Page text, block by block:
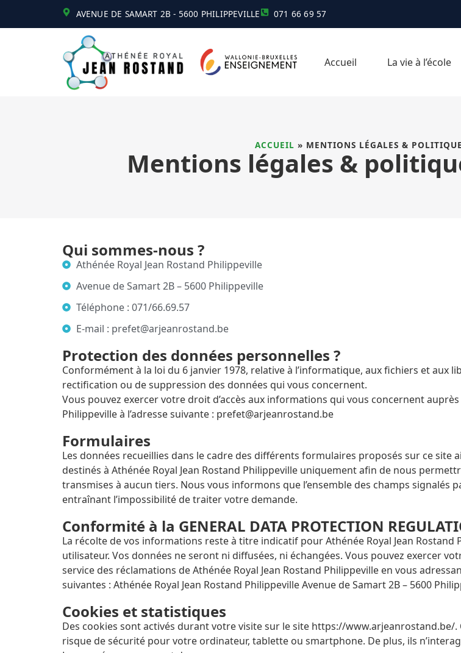
AVENUE DE SAMART 2B - 5600 PHILIPPEVILLE 071 66 69 57
Accueil La vie à l’école
ACCUEIL » MENTIONS LÉGALES &
Mentions légales &
Qui sommes-nous ?
Athénée Royal Jean Rostand Philippeville
Avenue de Samart 2B – 5600 Philippeville
Téléphone : 071/66.69.57
E-mail : prefet@arjeanrostand.be
Protection des données personnelles ?
Conformément à la loi du 6 janvier 1978, relative à l’informatique, aux fichiers et aux
rectification ou de suppression des données qui vous concernent.
Vous pouvez exercer votre droit d’accès aux informations qui vous concernent
Philippeville à l’adresse suivante : prefet@arjeanrostand.be
Formulaires
Les données recueillies dans le cadre des différents formulaires proposés sur ce site
destinés à Athénée Royal Jean Rostand Philippeville uniquement afin de nous
transmises à aucun tiers. Nous vous informons que l’ensemble des champs
entraînant l’impossibilité de traiter votre demande.
Conformité à la GENERAL DATA PROTECTION
La récolte de vos informations reste à titre indicatif pour Athénée Royal Jean
utilisateur. Vos données ne seront ni diffusées, ni échangées. Vous pouvez exercer
service des réclamations de Athénée Royal Jean Rostand Philippeville en vous
suivantes : Athénée Royal Jean Rostand Philippeville Avenue de Samart 2B – 5600
Cookies et statistiques
Des cookies sont activés durant votre visite sur le site https://www.arjeanrostand.be/
risque de sécurité pour votre ordinateur, tablette ou smartphone. De plus, ils